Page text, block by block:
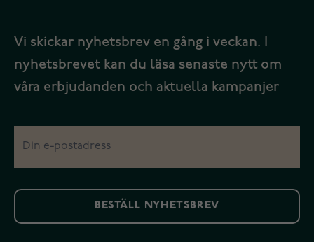
Vi skickar nyhetsbrev en gång i veckan. I
nyhetsbrevet kan du läsa senaste nytt om
våra erbjudanden och aktuella kampanjer
BESTÄLL NYHETSBREV